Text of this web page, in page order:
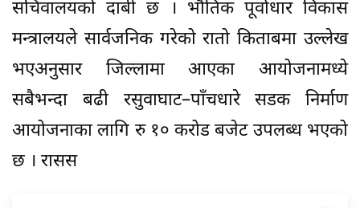
सचिवालयको दाबी छ । भौतिक पूर्वाधार विकास
मन्त्रालयले सार्वजनिक गरेको रातो किताबमा उल्लेख
भएअनुसार जिल्लामा आएका आयोजनामध्ये
सबैभन्दा बढी रसुवाघाट–पाँचधारे सडक निर्माण
आयोजनाका लागि रु १० करोड बजेट उपलब्ध भएको
छ । रासस